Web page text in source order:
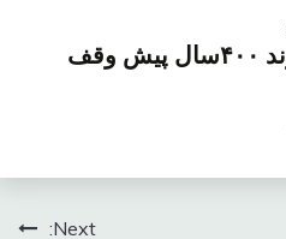
کلانتری: دامنه کوه دماوند ۴۰۰سال پیش وقف
Next: